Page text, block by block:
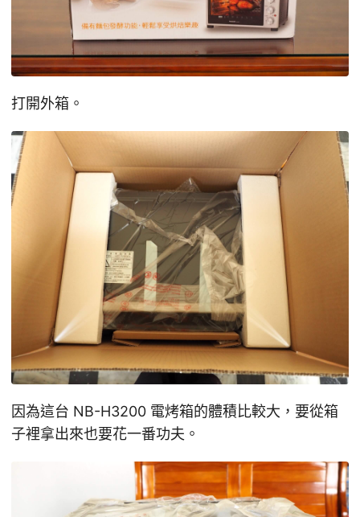
打開外箱。
因為這台 NB-H3200 電烤箱的體積比較大，要從箱
子裡拿出來也要花一番功夫。